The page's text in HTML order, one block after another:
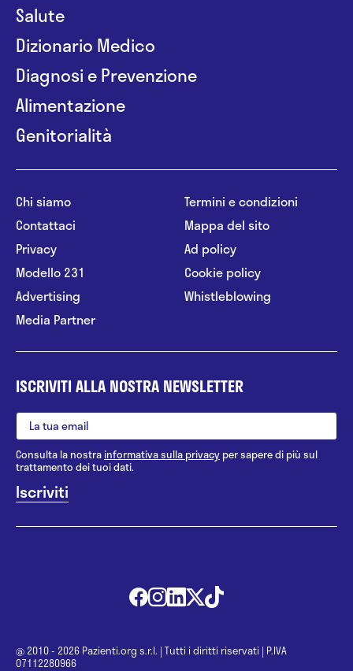
Salute
Dizionario Medico
Diagnosi e Prevenzione
Alimentazione
Genitorialità
Chi siamo
Contattaci
Privacy
Modello 231
Advertising
Media Partner
Termini e condizioni
Mappa del sito
Ad policy
Cookie policy
Whistleblowing
ISCRIVITI ALLA NOSTRA NEWSLETTER
Consulta la nostrainformativa sulla privacy per sapere di più sul
trattamento dei tuoi dati.
@ 2010 - 2026 Pazienti.org s.r.l. | Tutti i diritti riservati | P.IVA
07112280966